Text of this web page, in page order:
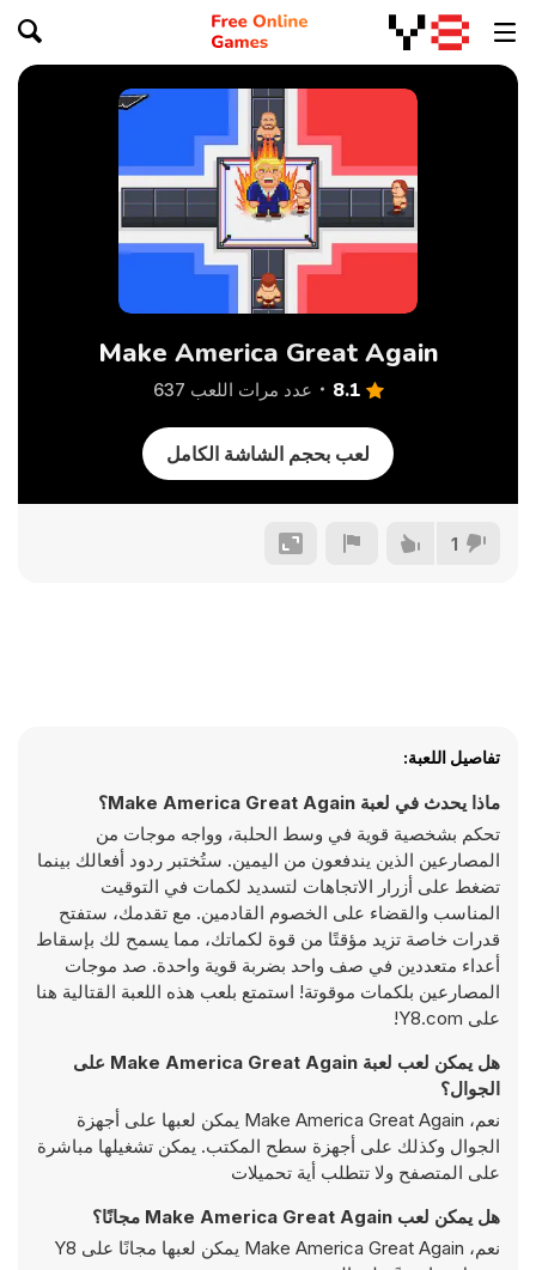
Make America Great Again
8.1 عدد مرات اللعب 637
لعب بحجم الشاشة الكامل
1
تفاصيل اللعبة:
ماذا يحدث في لعبة Make America Great Again؟
تحكم بشخصية قوية في وسط الحلبة، وواجه موجات من
المصارعين الذين يندفعون من اليمين. ستُختبر ردود أفعالك بينما
تضغط على أزرار الاتجاهات لتسديد لكمات في التوقيت
المناسب والقضاء على الخصوم القادمين. مع تقدمك، ستفتح
قدرات خاصة تزيد مؤقتًا من قوة لكماتك، مما يسمح لك بإسقاط
أعداء متعددين في صف واحد بضربة قوية واحدة. صد موجات
المصارعين بلكمات موقوتة! استمتع بلعب هذه اللعبة القتالية هنا
على Y8.com!
هل يمكن لعب لعبة Make America Great Again على
الجوال؟
نعم، Make America Great Again يمكن لعبها على أجهزة
الجوال وكذلك على أجهزة سطح المكتب. يمكن تشغيلها مباشرة
على المتصفح ولا تتطلب أية تحميلات
هل يمكن لعب Make America Great Again مجانًا؟
نعم، Make America Great Again يمكن لعبها مجانًا على Y8